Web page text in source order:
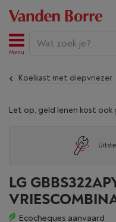
Menu
Koelkast met diepvriezer
Let op, geld lenen kost ook
LG
Ecocheques aanvaard